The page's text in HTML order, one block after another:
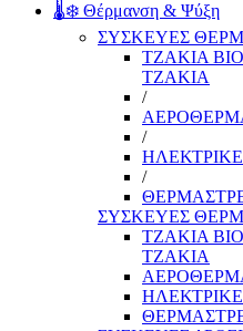
🌡️❄️ Θέρμανση & Ψύξη
ΣΥΣΚΕΥΕΣ
ΤΖΑΚΙΑ
ΤΖΑΚΙΑ
/
/
/
ΣΥΣΚΕΥΕΣ
ΤΖΑΚΙΑ
ΤΖΑΚΙΑ